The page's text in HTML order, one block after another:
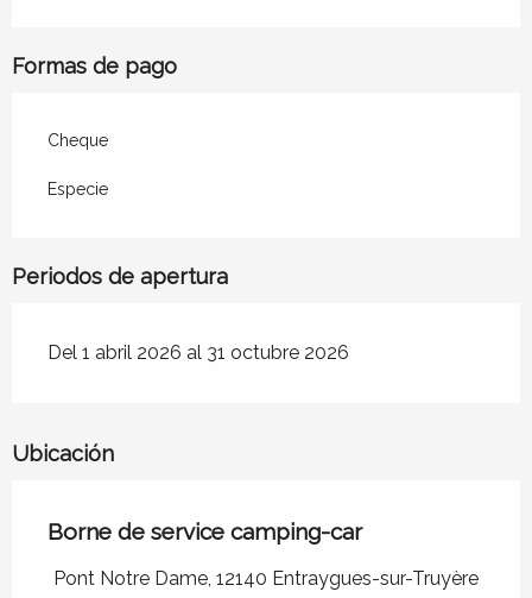
Formas de pago
Cheque
Especie
Periodos de apertura
Del 1 abril 2026 al 31 octubre 2026
Ubicación
Borne de service camping-car
Pont Notre Dame, 12140 Entraygues-sur-Truyère